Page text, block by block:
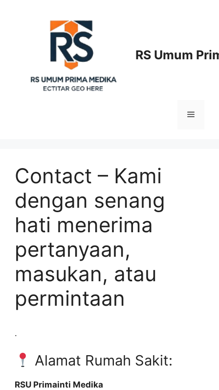
RS Umum
Menu
Contact – Kami
dengan senang
hati menerima
pertanyaan,
masukan, atau
permintaan
.
Alamat Rumah Sakit:
RSU Primainti Medika